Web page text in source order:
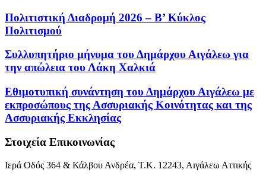
Πολιτιστική Διαδρομή 2026 – Β’ Κύκλος
Πολιτισμού
Συλλυπητήριο μήνυμα του Δημάρχου Αιγάλεω για
την απώλεια του Λάκη Χαλκιά
Εθιμοτυπική συνάντηση του Δημάρχου Αιγάλεω με
εκπροσώπους της Ασσυριακής Κοινότητας και της
Ασσυριακής Εκκλησίας
Στοιχεία Επικοινωνίας
Ιερά Οδός 364 & Κάλβου Ανδρέα, Τ.Κ. 12243, Αιγάλεω Αττικής